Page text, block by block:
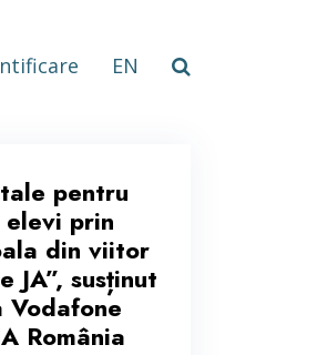
EN
pentru
prin
din viitor
JA”, susținut
Vodafone
România